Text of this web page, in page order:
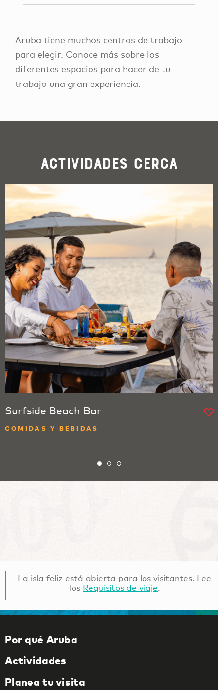
Aruba tiene muchos centros de trabajo
para elegir. Conoce más sobre los
diferentes espacios para hacer de tu
trabajo una gran experiencia.
Actividades cerca
Surfside Beach Bar
COMIDAS Y BEBIDAS
La isla feliz está abierta para los visitantes. Lee
los Requisitos de viaje.
Por qué Aruba
Actividades
Planea tu visita